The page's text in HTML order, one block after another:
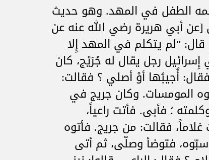
الطفل في المهد. وهو حديث
أبي هريرة رضي الله عنه عن
"لم يتكلم في المهد إِلا
رجل يقال له جُرَيْج، كان
أُجيبُها أوْ أصلي ؟ فقالت:
المومسات. وكان جريج في
؛ فأبى. فأتت راعياً،
فقالت: من جريج. فأتوه
فتوضأ وصلّى، ثم أتى